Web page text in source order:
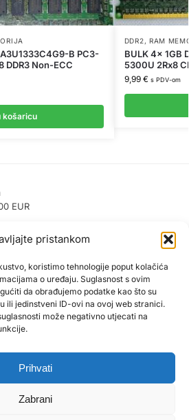
pristankom
koristimo tehnologije poput kolačića
o uređaju. Suglasnost s ovim
da obrađujemo podatke kao što su
ili jedinstveni ID-ovi na ovoj web stranici.
može negativno utjecati na
Prihvati
Zabrani
B PC3-
DDR3 Non-ECC
košaricu
DDR2, RAM
BULK 4x 1GB
5300U 2Rx8
9,99 € s PDV-om
EUR
proizvode
/ Visa